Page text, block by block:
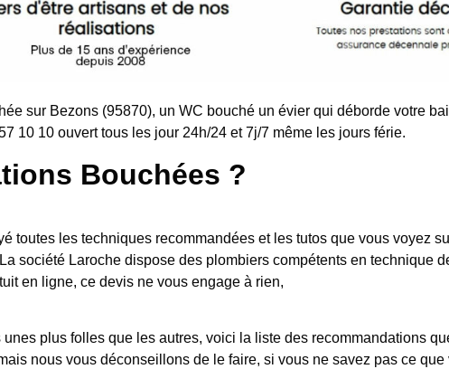
sur Bezons (95870), un WC bouché un évier qui déborde votre
10 10 ouvert tous les jour 24h/24 et 7j/7 même les jours férie.
Bouchées ?
toutes les techniques recommandées et les tutos que vous voyez
société Laroche dispose des plombiers compétents en technique
en ligne, ce devis ne vous engage à rien,
plus folles que les autres, voici la liste des recommandations
nous vous déconseillons de le faire, si vous ne savez pas ce que